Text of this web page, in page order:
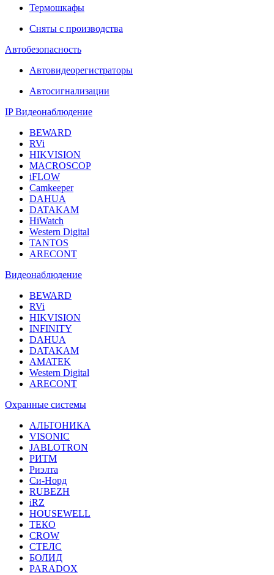
Термошкафы
Сняты с производства
Автобезопасность
Автовидеорегистраторы
Автосигнализации
IP Видеонаблюдение
BEWARD
RVi
HIKVISION
MACROSCOP
iFLOW
Camkeeper
DAHUA
DATAKAM
HiWatch
Western Digital
TANTOS
ARECONT
Видеонаблюдение
BEWARD
RVi
HIKVISION
INFINITY
DAHUA
DATAKAM
AMATEK
Western Digital
ARECONT
Охранные системы
АЛЬТОНИКА
VISONIC
JABLOTRON
РИТМ
Риэлта
Си-Норд
RUBEZH
iRZ
HOUSEWELL
ТЕКО
CROW
СТЕЛС
БОЛИД
PARADOX